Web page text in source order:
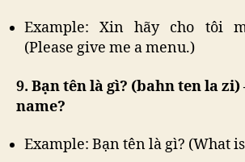
Example: Xin hãy cho tôi
(Please give me a menu.)
9. Bạn tên là gì? (bahn ten la
name?
Example: Bạn tên là gì? (What